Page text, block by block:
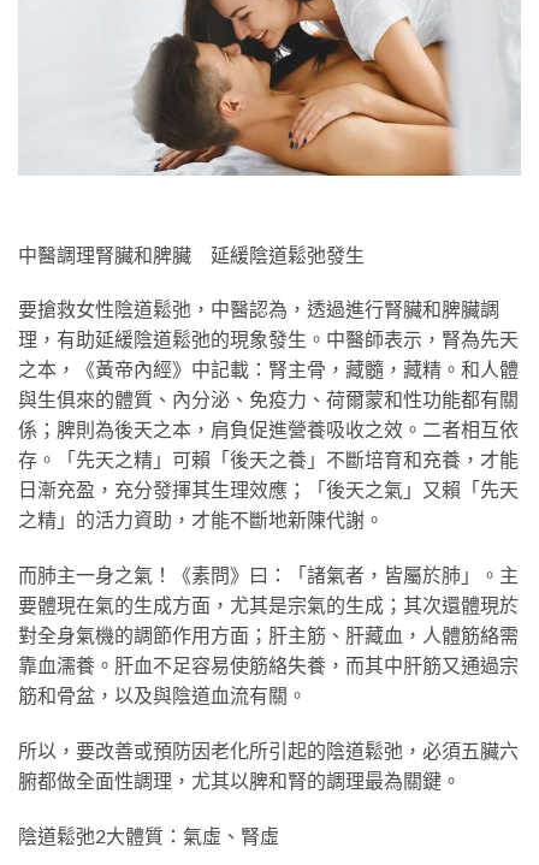
中醫調理腎臟和脾臟 延緩陰道鬆弛發生
要搶救女性陰道鬆弛，中醫認為，透過進行腎臟和脾臟調
理，有助延緩陰道鬆弛的現象發生。中醫師表示，腎為先天
之本，《黃帝內經》中記載：腎主骨，藏髓，藏精。和人體
與生俱來的體質、內分泌、免疫力、荷爾蒙和性功能都有關
係；脾則為後天之本，肩負促進營養吸收之效。二者相互依
存。「先天之精」可賴「後天之養」不斷培育和充養，才能
日漸充盈，充分發揮其生理效應；「後天之氣」又賴「先天
之精」的活力資助，才能不斷地新陳代謝。
而肺主一身之氣！《素問》曰：「諸氣者，皆屬於肺」。主
要體現在氣的生成方面，尤其是宗氣的生成；其次還體現於
對全身氣機的調節作用方面；肝主筋、肝藏血，人體筋絡需
靠血濡養。肝血不足容易使筋絡失養，而其中肝筋又通過宗
筋和骨盆，以及與陰道血流有關。
所以，要改善或預防因老化所引起的陰道鬆弛，必須五臟六
腑都做全面性調理，尤其以脾和腎的調理最為關鍵。
陰道鬆弛2大體質：氣虛、腎虛